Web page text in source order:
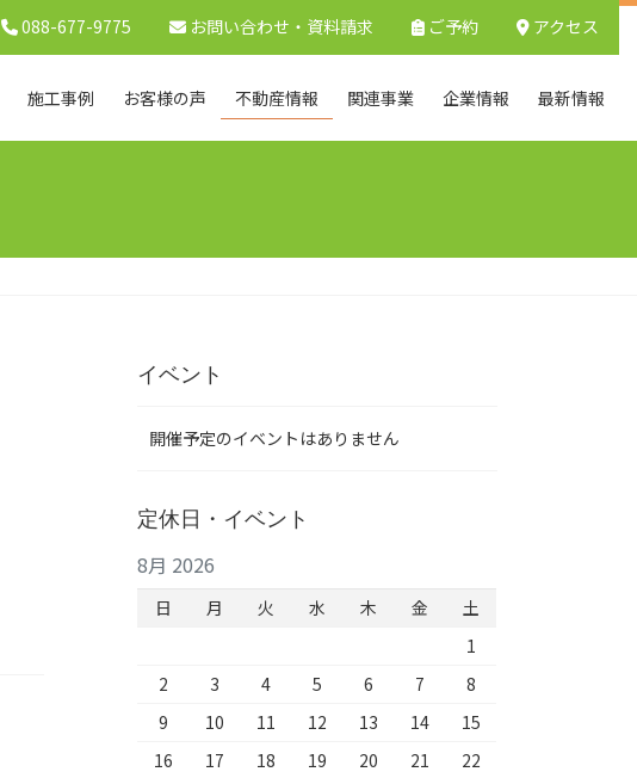
施工事例 お客様の声 不動産情報 関連事業 企業情報 最新情報
088-677-9775 お問い合わせ ・資料請求 ご予約 アクセス
イベント
開催予定のイベントはありません
定休日・イベント
8月 2026
日 月 火 水 木 金
土
1
2
3 4 5 6 7
8
9
10 11 12 13 14
15
16
17 18 19 20 21
22